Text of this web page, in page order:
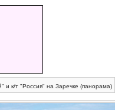
и к/т "Россия" на Заречке (панорама)